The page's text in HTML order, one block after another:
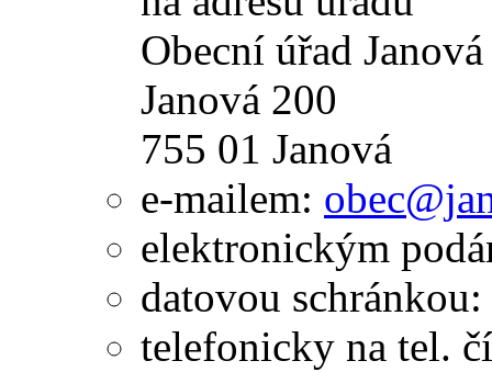
Obecní úřad Janová
Janová 200
755 01 Janová
e-mailem:
elektronickým
datovou
telefonicky na tel.